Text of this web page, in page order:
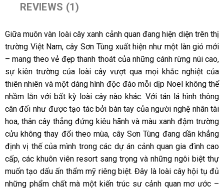
REVIEWS (1)
Giữa muôn vàn loài cây xanh cảnh quan đang hiện diện trên thị
trường Việt Nam, cây Sơn Tùng xuất hiện như một làn gió mới
– mang theo vẻ đẹp thanh thoát của những cánh rừng núi cao,
sự kiên trường của loài cây vượt qua mọi khắc nghiệt của
thiên nhiên và một dáng hình độc đáo mỗi dịp Noel không thể
nhầm lẫn với bất kỳ loài cây nào khác. Với tán lá hình thông
cân đối như được tạo tác bởi bàn tay của người nghệ nhân tài
hoa, thân cây thẳng đứng kiêu hãnh và màu xanh đậm trường
cửu không thay đổi theo mùa, cây Sơn Tùng đang dần khẳng
định vị thế của mình trong các dự án cảnh quan gia đình cao
cấp, các khuôn viên resort sang trọng và những ngôi biệt thự
muốn tạo dấu ấn thẩm mỹ riêng biệt. Đây là loài cây hội tụ đủ
những phẩm chất mà một kiến trúc sư cảnh quan mơ ước –